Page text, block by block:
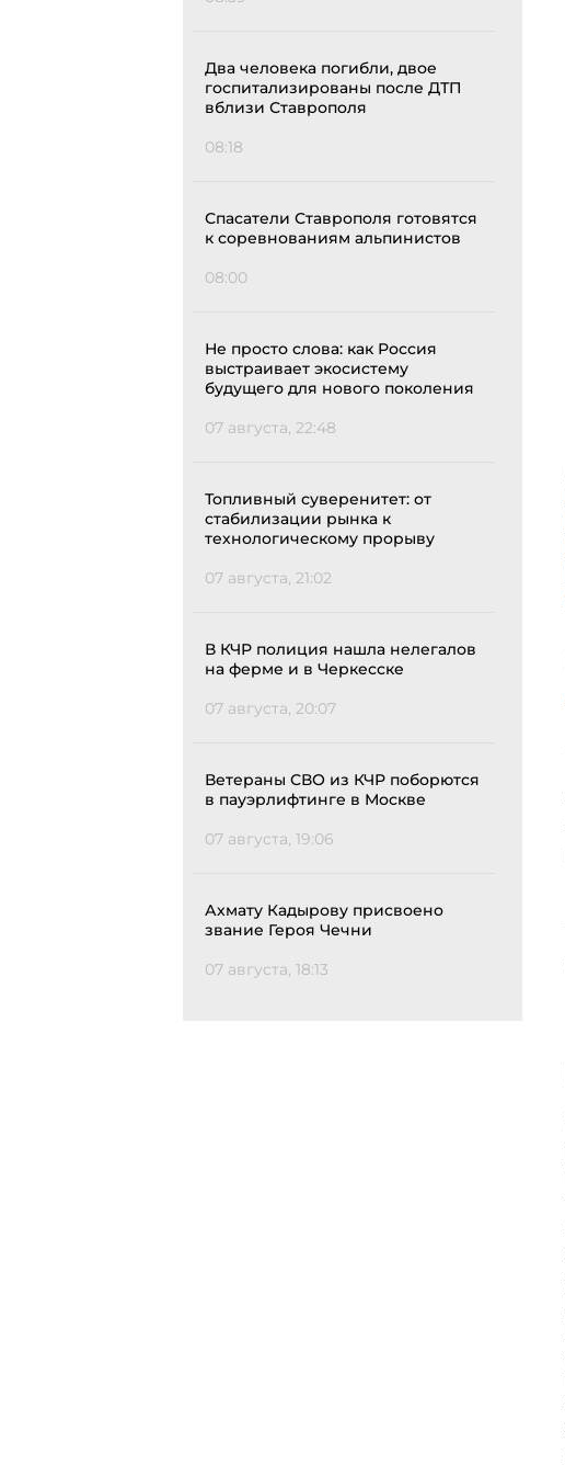
Два человека погибли, двое
госпитализированы после ДТП
вблизи Ставрополя
08:18
Спасатели Ставрополя готовятся
к соревнованиям альпинистов
08:00
Не просто слова: как Россия
выстраивает экосистему
будущего для нового поколения
07 августа, 22:48
Топливный суверенитет: от
стабилизации рынка к
технологическому прорыву
07 августа, 21:02
В КЧР полиция нашла нелегалов
на ферме и в Черкесске
07 августа, 20:07
Ветераны СВО из КЧР поборются
в пауэрлифтинге в Москве
07 августа, 19:06
Ахмату Кадырову присвоено
звание Героя Чечни
07 августа, 18:13